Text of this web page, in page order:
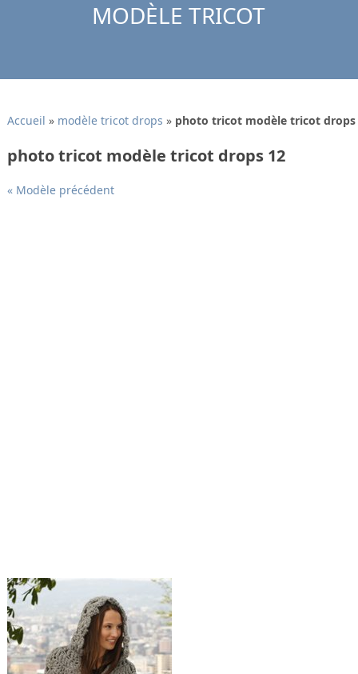
MODÈLE TRICOT
Accueil » modèle tricot drops » photo tricot modèle tricot drops
photo tricot modèle tricot drops 12
« Modèle précédent